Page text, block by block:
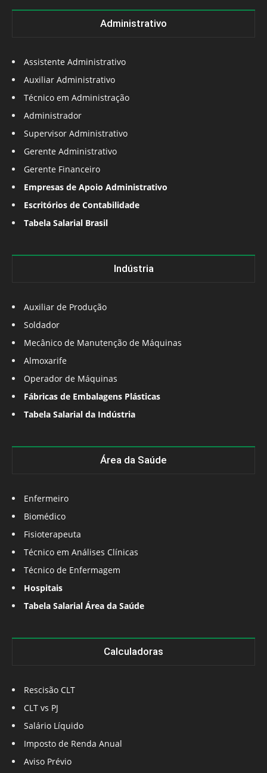
Administrativo
Assistente Administrativo
Auxiliar Administrativo
Técnico em Administração
Administrador
Supervisor Administrativo
Gerente Administrativo
Gerente Financeiro
Empresas de Apoio Administrativo
Escritórios de Contabilidade
Tabela Salarial Brasil
Indústria
Auxiliar de Produção
Soldador
Mecânico de Manutenção de Máquinas
Almoxarife
Operador de Máquinas
Fábricas de Embalagens Plásticas
Tabela Salarial da Indústria
Área da Saúde
Enfermeiro
Biomédico
Fisioterapeuta
Técnico em Análises Clínicas
Técnico de Enfermagem
Hospitais
Tabela Salarial Área da Saúde
Calculadoras
Rescisão CLT
CLT vs PJ
Salário Líquido
Imposto de Renda Anual
Aviso Prévio